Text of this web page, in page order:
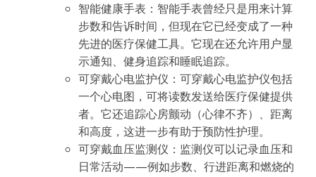
智能健康手表：智能手表曾经只是用来计算
步数和告诉时间，但现在它已经变成了一种
先进的医疗保健工具。它现在还允许用户显
示通知、健身追踪和睡眠追踪。
可穿戴心电监护仪：可穿戴心电监护仪包括
一个心电图，可将读数发送给医疗保健提供
者。它还追踪心房颤动（心律不齐）、距离
和高度，这进一步有助于预防性护理。
可穿戴血压监测仪：监测仪可以记录血压和
日常活动——例如步数、行进距离和燃烧的